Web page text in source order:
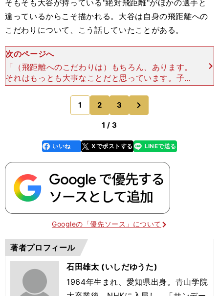
そもそも大谷が持っている"絶対飛距離"がほかの選手と
違っているからこそ描かれる。大谷は自身の飛距離への
こだわりについて、こう話していたことがある。
次のページへ
「（飛距離へのこだわりは）もちろん、あります。
それはもっとも大事なことだと思っています。子ど
もはそこだけを目指して打ってもいいくらいでしょ
う。遠くへ飛ばすのは僕も楽しいし、見ているほう
も、どこまで飛ん
1 2 3
1 / 3
faceboo
k
いいね Xでポストする
line LINEで送る
Googleの「優先ソース」について
著者プロフィール
石田雄太 (いしだゆうた)
1964年生まれ、愛知県出身。青山学院